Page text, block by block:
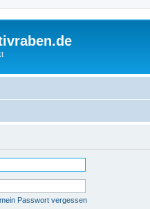
Passwort vergessen